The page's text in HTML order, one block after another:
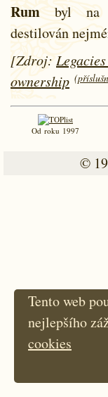
Rum byl na
destilován
[Zdroj:
ownership
Od roku 1997
©
Tento web
nejlepšího
cookies